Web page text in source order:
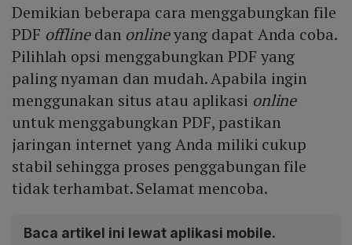
Demikian beberapa cara menggabungkan file
PDF offlinedan onlineyang dapat Anda coba.
Pilihlah opsi menggabungkan PDF yang
paling nyaman dan mudah. Apabila ingin
menggunakan situs atau aplikasi online
untuk menggabungkan PDF, pastikan
jaringan internet yang Anda miliki cukup
stabil sehingga proses penggabungan file
tidak terhambat. Selamat mencoba.
Baca artikel ini lewat aplikasi mobile.